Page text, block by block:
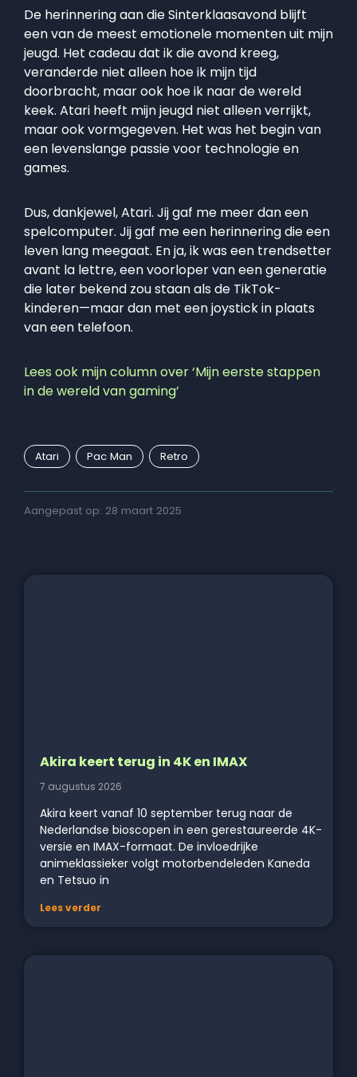
De herinnering aan die Sinterklaasavond blijft
een van de meest emotionele momenten uit mijn
jeugd. Het cadeau dat ik die avond kreeg,
veranderde niet alleen hoe ik mijn tijd
doorbracht, maar ook hoe ik naar de wereld
keek. Atari heeft mijn jeugd niet alleen verrijkt,
maar ook vormgegeven. Het was het begin van
een levenslange passie voor technologie en
games.
Dus, dankjewel, Atari. Jij gaf me meer dan een
spelcomputer. Jij gaf me een herinnering die een
leven lang meegaat. En ja, ik was een trendsetter
avant la lettre, een voorloper van een generatie
die later bekend zou staan als de TikTok-
kinderen—maar dan met een joystick in plaats
van een telefoon.
Lees ook mijn column over ‘Mijn eerste stappen
in de wereld van gaming’
Atari Pac Man Retro
Aangepast op: 28 maart 2025
Akira keert terug in 4K en IMAX
7 augustus 2026
Akira keert vanaf 10 september terug naar de
Nederlandse bioscopen in een gerestaureerde 4K-
versie en IMAX-formaat. De invloedrijke
animeklassieker volgt motorbendeleden Kaneda
en Tetsuo in
Lees verder